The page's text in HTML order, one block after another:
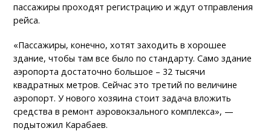
пассажиры проходят регистрацию и ждут отправления
рейса.
«Пассажиры, конечно, хотят заходить в хорошее
здание, чтобы там все было по стандарту. Само здание
аэропорта достаточно большое – 32 тысячи
квадратных метров. Сейчас это третий по величине
аэропорт. У нового хозяина стоит задача вложить
средства в ремонт аэровокзального комплекса», —
подытожил Карабаев.